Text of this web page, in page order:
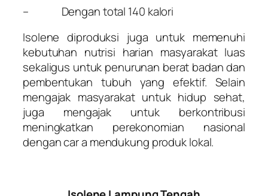
– Dengan total 140 kalori
Isolene diproduksi juga untuk memenuhi
kebutuhan nutrisi harian masyarakat luas
sekaligus untuk penurunan berat badan dan
pembentukan tubuh yang efektif. Selain
mengajak masyarakat untuk hidup sehat,
juga mengajak untuk berkontribusi
meningkatkan perekonomian nasional
dengan car a mendukung produk lokal.